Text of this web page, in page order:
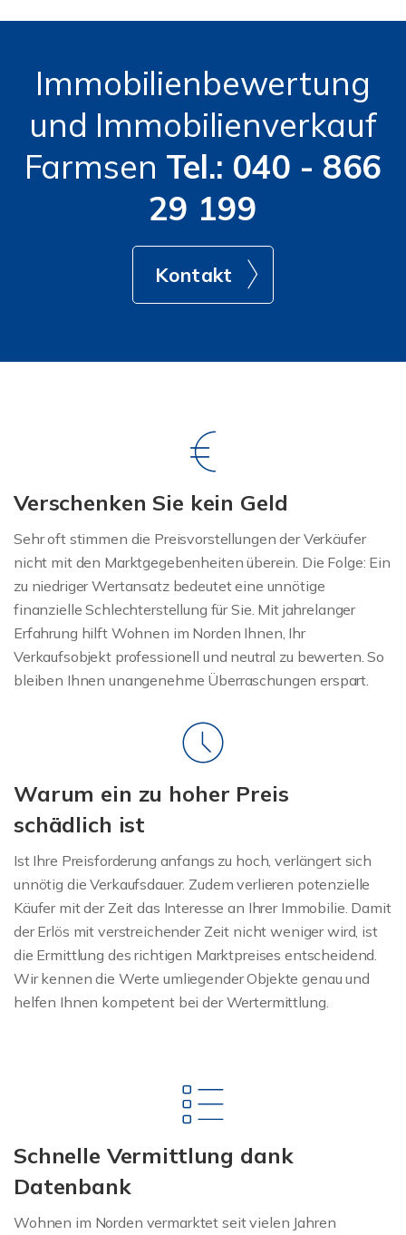
Immobilienbewertung
und Immobilienverkauf
Farmsen Tel.: 040 - 866
29 199
Kontakt
Verschenken Sie kein Geld
Sehr oft stimmen die Preisvorstellungen der Verkäufer
nicht mit den Marktgegebenheiten überein. Die Folge: Ein
zu niedriger Wertansatz bedeutet eine unnötige
finanzielle Schlechterstellung für Sie. Mit jahrelanger
Erfahrung hilft Wohnen im Norden Ihnen, Ihr
Verkaufsobjekt professionell und neutral zu bewerten. So
bleiben Ihnen unangenehme Überraschungen erspart.
Warum ein zu hoher Preis
schädlich ist
Ist Ihre Preisforderung anfangs zu hoch, verlängert sich
unnötig die Verkaufsdauer. Zudem verlieren potenzielle
Käufer mit der Zeit das Interesse an Ihrer Immobilie. Damit
der Erlös mit verstreichender Zeit nicht weniger wird, ist
die Ermittlung des richtigen Marktpreises entscheidend.
Wir kennen die Werte umliegender Objekte genau und
helfen Ihnen kompetent bei der Wertermittlung.
Schnelle Vermittlung dank
Datenbank
Wohnen im Norden vermarktet seit vielen Jahren